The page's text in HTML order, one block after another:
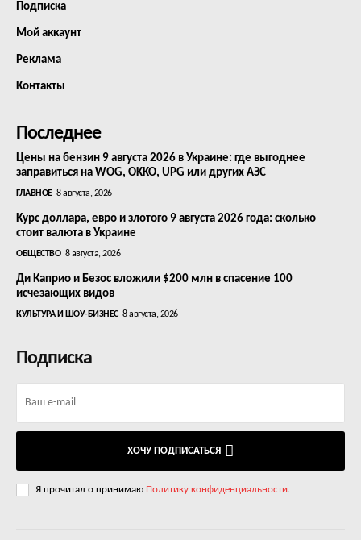
Подписка
Мой аккаунт
Реклама
Контакты
Последнее
Цены на бензин 9 августа 2026 в Украине: где выгоднее
заправиться на WOG, OKKO, UPG или других АЗС
ГЛАВНОЕ 8 августа, 2026
Курс доллара, евро и злотого 9 августа 2026 года: сколько
стоит валюта в Украине
ОБЩЕСТВО 8 августа, 2026
Ди Каприо и Безос вложили $200 млн в спасение 100
исчезающих видов
КУЛЬТУРА И ШОУ-БИЗНЕС 8 августа, 2026
Подписка
ХОЧУ ПОДПИСАТЬСЯ
Я прочитал о принимаю Политику конфиденциальности.